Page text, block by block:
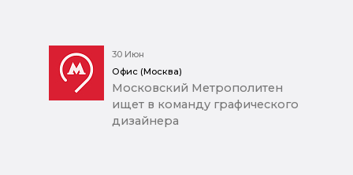
30 Июн
Офис (Москва)
Московский Метрополитен
ищет в команду графического
дизайнера